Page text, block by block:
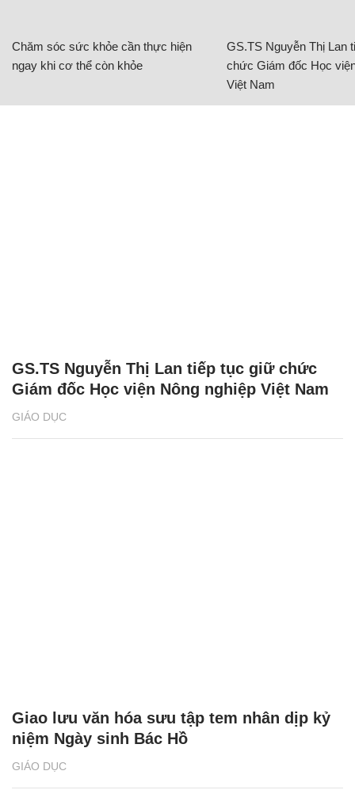
Chăm sóc sức khỏe cần thực hiện
ngay khi cơ thể còn khỏe
GS.TS Nguyễn Thị Lan
chức Giám đốc Học
Việt Nam
GIÁO DỤC
GS.TS Nguyễn Thị Lan tiếp tục giữ chức
Giám đốc Học viện Nông nghiệp Việt Nam
GIÁO DỤC
Giao lưu văn hóa sưu tập tem nhân dịp kỷ
niệm Ngày sinh Bác Hồ